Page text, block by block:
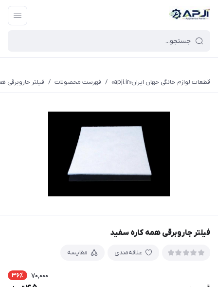
قطعات یدکی و جانبی لوازم خانگی جهان ایران
قطعات لوازم خانگی جهان ایران«apji.ir» / فهرست محصولات / فیلتر جاروبرقی
فیلتر جاروبرقی همه کاره سفید
علاقه‌مندی مقایسه
70,000 36٪